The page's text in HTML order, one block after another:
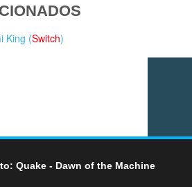
King (Switch)
Quake - Dawn of the Machine